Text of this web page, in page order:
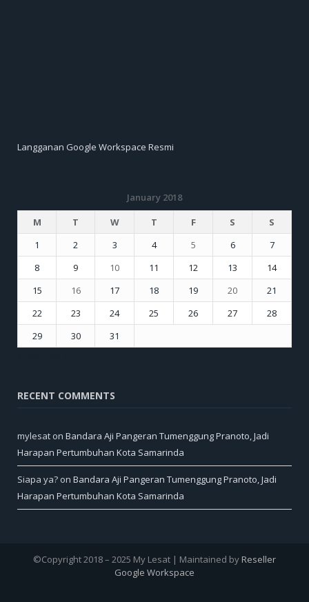
Langganan Google Workspace Resmi
January 2018
M
T W T F S
S
1
2 3 4 5 6
7
8
9 10 11 12 13
14
15
16 17 18 19 20
21
22
23 24 25 26 27
28
29
30
31
RECENT COMMENTS
mylesat on Bandara Aji Pangeran Tumenggung Pranoto, Jadi
Harapan Pertumbuhan Kota Samarinda
Siapa ya? on Bandara Aji Pangeran Tumenggung Pranoto, Jadi
Harapan Pertumbuhan Kota Samarinda
©Copyright 2018 – 2025 My Lesat | Maintained by Reseller
Google Workspace